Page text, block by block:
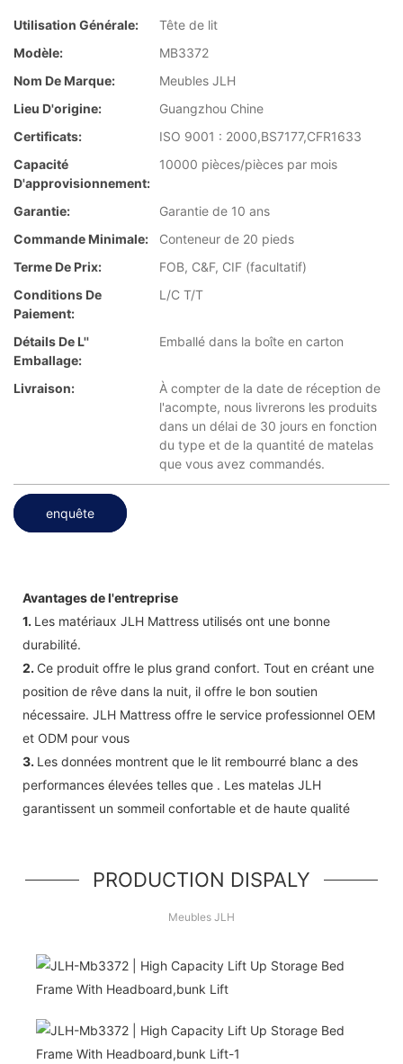
Utilisation Générale:
Tête de lit
Modèle:
MB3372
Nom De Marque:
Meubles JLH
Lieu D'origine:
Guangzhou Chine
Certificats:
ISO 9001 : 2000,BS7177,CFR1633
Capacité
D'approvisionnement:
10000 pièces/pièces par mois
Garantie:
Garantie de 10 ans
Commande Minimale:
Conteneur de 20 pieds
Terme De Prix:
FOB, C&F, CIF (facultatif)
Conditions De
Paiement:
L/C T/T
Détails De L''
Emballage:
Emballé dans la boîte en carton
Livraison:
À compter de la date de réception de
l'acompte, nous livrerons les produits
dans un délai de 30 jours en fonction
du type et de la quantité de matelas
que vous avez commandés.
enquête
Avantages de l'entreprise
1. Les matériaux JLH Mattress utilisés ont une bonne
durabilité.
2. Ce produit offre le plus grand confort. Tout en créant une
position de rêve dans la nuit, il offre le bon soutien
nécessaire. JLH Mattress offre le service professionnel OEM
et ODM pour vous
3. Les données montrent que le lit rembourré blanc a des
performances élevées telles que . Les matelas JLH
garantissent un sommeil confortable et de haute qualité
PRODUCTION DISPALY
Meubles JLH